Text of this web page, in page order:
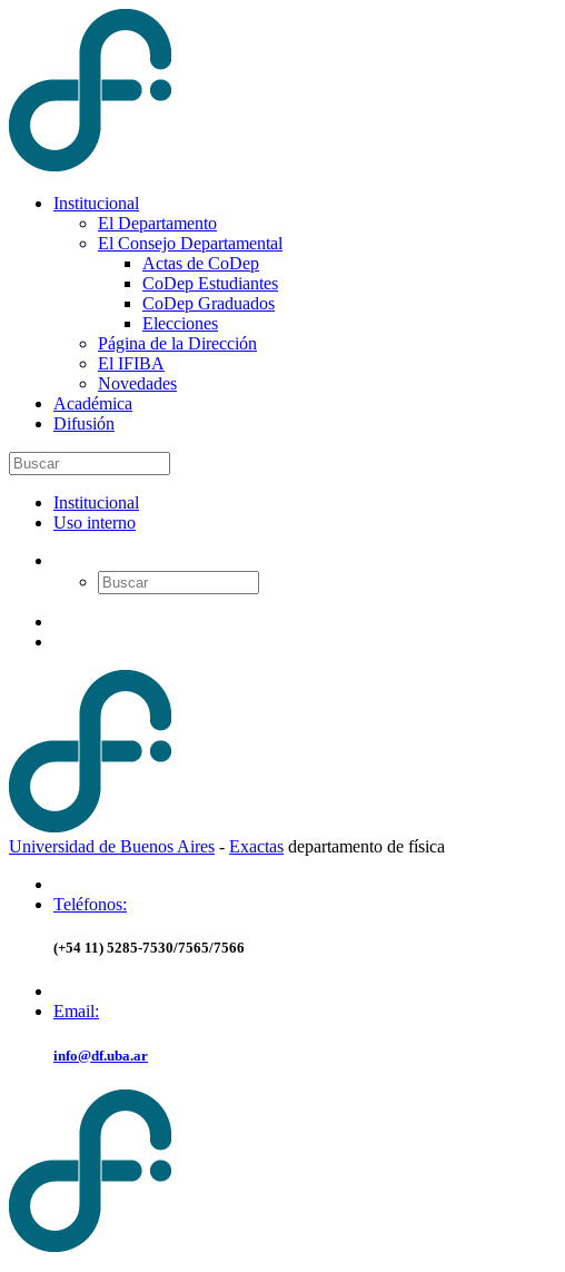
Institucional
El Departamento
El Consejo Departamental
Actas de CoDep
CoDep Estudiantes
CoDep Graduados
Elecciones
Página de la Dirección
El IFIBA
Novedades
Académica
Difusión
Institucional
Uso interno
Universidad de Buenos Aires - Exactas departamento de física
Teléfonos:
(+54 11) 5285-7530/7565/7566
Email:
info@df.uba.ar